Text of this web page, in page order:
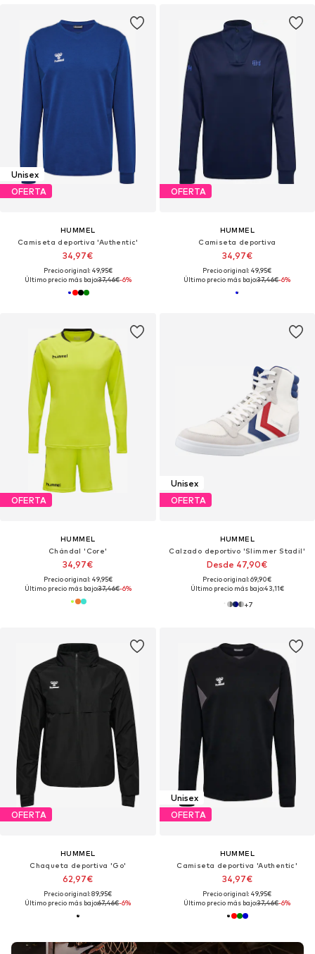
Unisex
OFERTA
HUMMEL
Camiseta deportiva 'Authentic'
34,97€
Precio original: 49,95€
Último precio más bajo:37,46€-6%
OFERTA
HUMMEL
Camiseta deportiva
34,97€
Precio original: 49,95€
Último precio más bajo:37,46€-6%
OFERTA
HUMMEL
Chándal 'Core'
34,97€
Precio original: 49,95€
Último precio más bajo:37,46€-6%
Unisex
OFERTA
HUMMEL
Calzado deportivo 'Slimmer Stadil'
Desde 47,90€
Precio original: 69,90€
Último precio más bajo:43,11€
+7
OFERTA
HUMMEL
Chaqueta deportiva 'Go'
62,97€
Precio original: 89,95€
Último precio más bajo:67,46€-6%
Unisex
OFERTA
HUMMEL
Camiseta deportiva 'Authentic'
34,97€
Precio original: 49,95€
Último precio más bajo:37,46€-6%